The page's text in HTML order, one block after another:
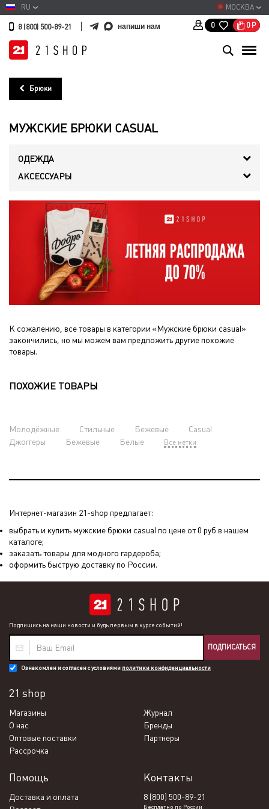
МОСКВА
RU
8 (800) 500-89-21 напиши нам 0 0 Р
Брюки
МУЖСКИЕ БРЮКИ CASUAL
ОДЕЖДА
АКСЕССУАРЫ
К сожалению, все товары в категории «Мужские брюки casual»
закончились, но мы можем вам предложить другие похожие
товары.
ПОХОЖИЕ ТОВАРЫ
Молодёжные Стильные Бежевые
Casual
Джоггеры
Бежевые Белые Все метки
Интернет-магазин 21-shop предлагает:
выбрать и купить мужские брюки casual по цене от 0 руб в нашем
каталоге;
заказать товары для модного гардероба;
оформить быструю доставку по России.
Подпишись на наши новости и будь первым в курсе событий!
ПОДПИСАТЬСЯ
Ознакомлен и согласен с условиями политики конфиденциальности
21 shop
Магазины
Журнал
О нас
Бренды
Оптовые поставки
Партнеры
Рассрочка
Помощь
Доставка и оплата
Контакты
8 (800) 500-89-21
Бесплатно по России